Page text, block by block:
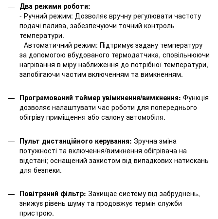
Два режими роботи:
- Ручний режим: Дозволяє вручну регулювати частоту
подачі палива, забезпечуючи точний контроль
температури.
- Автоматичний режим: Підтримує задану температуру
за допомогою вбудованого термодатчика, сповільнюючи
нагрівання в міру наближення до потрібної температури,
запобігаючи частим включенням та вимкненням.
Програмований таймер увімкнення/вимкнення: Функція
дозволяє налаштувати час роботи для попереднього
обігріву приміщення або салону автомобіля.
Пульт дистанційного керування: Зручна зміна
потужності та включення/вимкнення обігрівача на
відстані; оснащений захистом від випадкових натискань
для безпеки.
Повітряний фільтр: Захищає систему від забруднень,
знижує рівень шуму та продовжує термін служби
пристрою.